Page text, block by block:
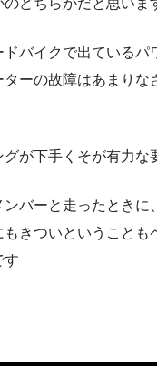
どちらかだと思いま
バイクで出ているパ
ーの故障はあまりな
が下手くそが有力な
バーと走ったときに
きついということも
す